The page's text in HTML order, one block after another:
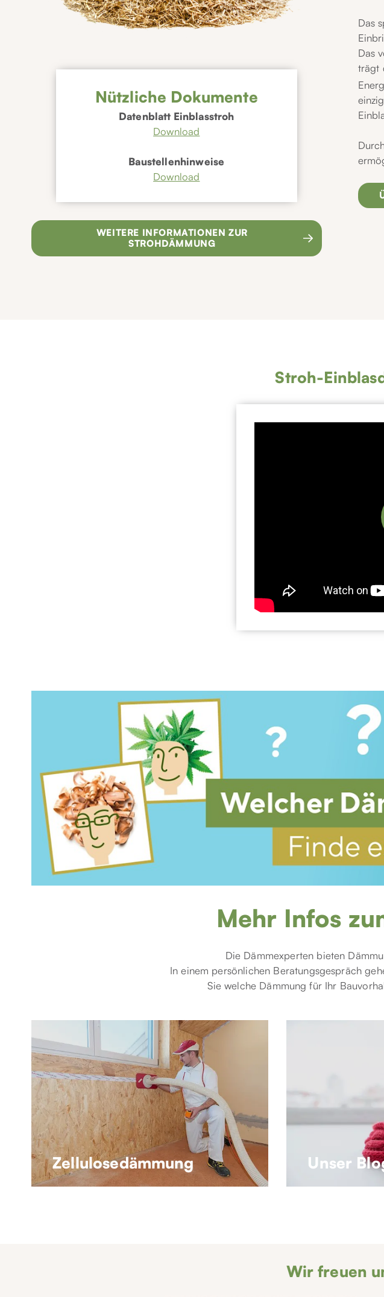
Nützliche Dokumente
Datenblatt Einblasstroh
Download
Baustellenhinweise
Download
WEITERE INFORMATIONEN ZUR
STROHDÄMMUNG
Das
Das
trägt
Stroh-
Mehr Infos
Die Dämmexperten bieten
In einem persönlichen Beratungsgespräch
Sie welche Dämmung für Ihr
Zellulosedämmung Unser
Wir freuen